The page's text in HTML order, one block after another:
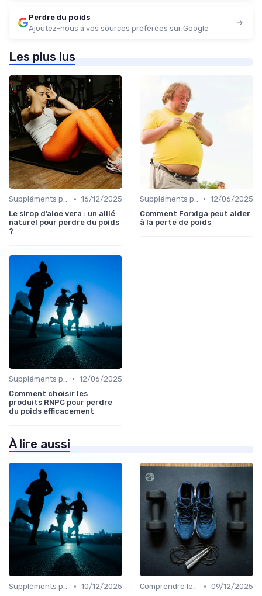
Perdre du poids
Ajoutez-nous à vos sources préférées sur Google
Les plus lus
Suppléments pour la perte de poids • 16/12/2025
Le sirop d’aloe vera : un allié
naturel pour perdre du poids
?
Suppléments pour la perte de poids • 12/06/2025
Comment Forxiga peut aider
à la perte de poids
Suppléments pour la perte de poids • 12/06/2025
Comment choisir les
produits RNPC pour perdre
du poids efficacement
À lire aussi
Suppléments pour la perte de poids • 10/12/2025
Comprendre les calories • 09/12/2025